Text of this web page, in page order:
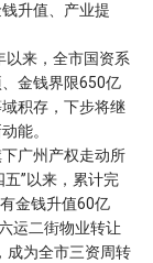
升值、产业提
来，全市国资系
金钱界限650亿
积存，下步将继
能。
广州产权走动所
五”以来，累计完
金钱升值60亿
运二街物业转让
成为全市三资周转